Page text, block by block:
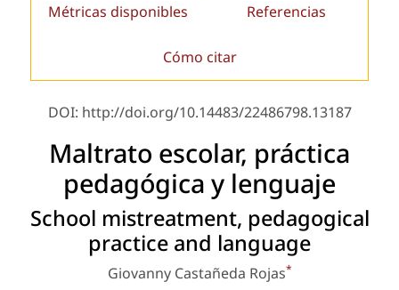
Métricas disponibles Referencias
Cómo citar
DOI: http://doi.org/10.14483/22486798.13187
Maltrato escolar, práctica
pedagógica y lenguaje
School mistreatment, pedagogical
practice and language
Giovanny Castañeda Rojas*